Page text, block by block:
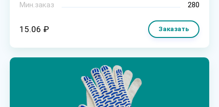
Мин.заказ
280
15.06 ₽ Заказать